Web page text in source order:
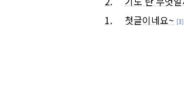
1. 첫글이네요~ [3]